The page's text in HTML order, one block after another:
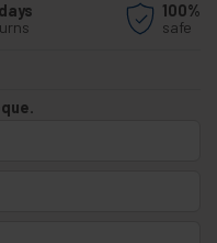
100%
safe